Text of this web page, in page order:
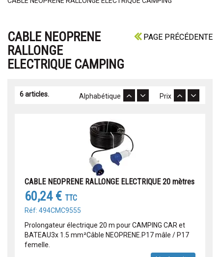
PAGE PRÉCÉDENTE
CABLE NEOPRENE
RALLONGE
ELECTRIQUE CAMPING
6 articles. Prix
Alphabétique
CABLE NEOPRENE RALLONGE ELECTRIQUE 20 mètres
60,24 € TTC
Réf: 494CMC9555
Prolongateur électrique 20 m pour CAMPING CAR et
BATEAU3x 1.5 mm²Câble NEOPRENE.P17 mâle / P17
femelle.